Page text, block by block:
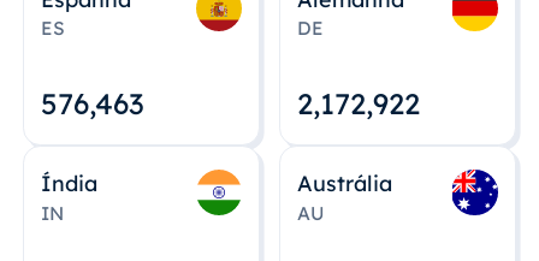
ES
576,463
DE
2,172,922
Índia
IN
Austrália
AU